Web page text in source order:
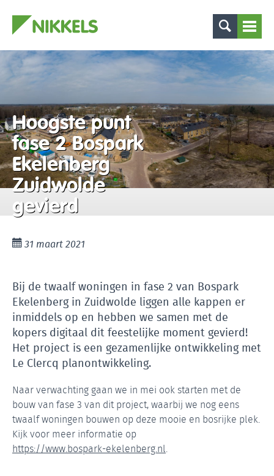
Hoogste punt
fase 2 Bospark
Ekelenberg
Zuidwolde
gevierd
31 maart 2021
Bij de twaalf woningen in fase 2 van Bospark
Ekelenberg in Zuidwolde liggen alle kappen er
inmiddels op en hebben we samen met de
kopers digitaal dit feestelijke moment gevierd!
Het project is een gezamenlijke ontwikkeling met
Le Clercq planontwikkeling.
Naar verwachting gaan we in mei ook starten met de
bouw van fase 3 van dit project, waarbij we nog eens
twaalf woningen bouwen op deze mooie en bosrijke plek.
Kijk voor meer informatie op
https://www.bospark-ekelenberg.nl.